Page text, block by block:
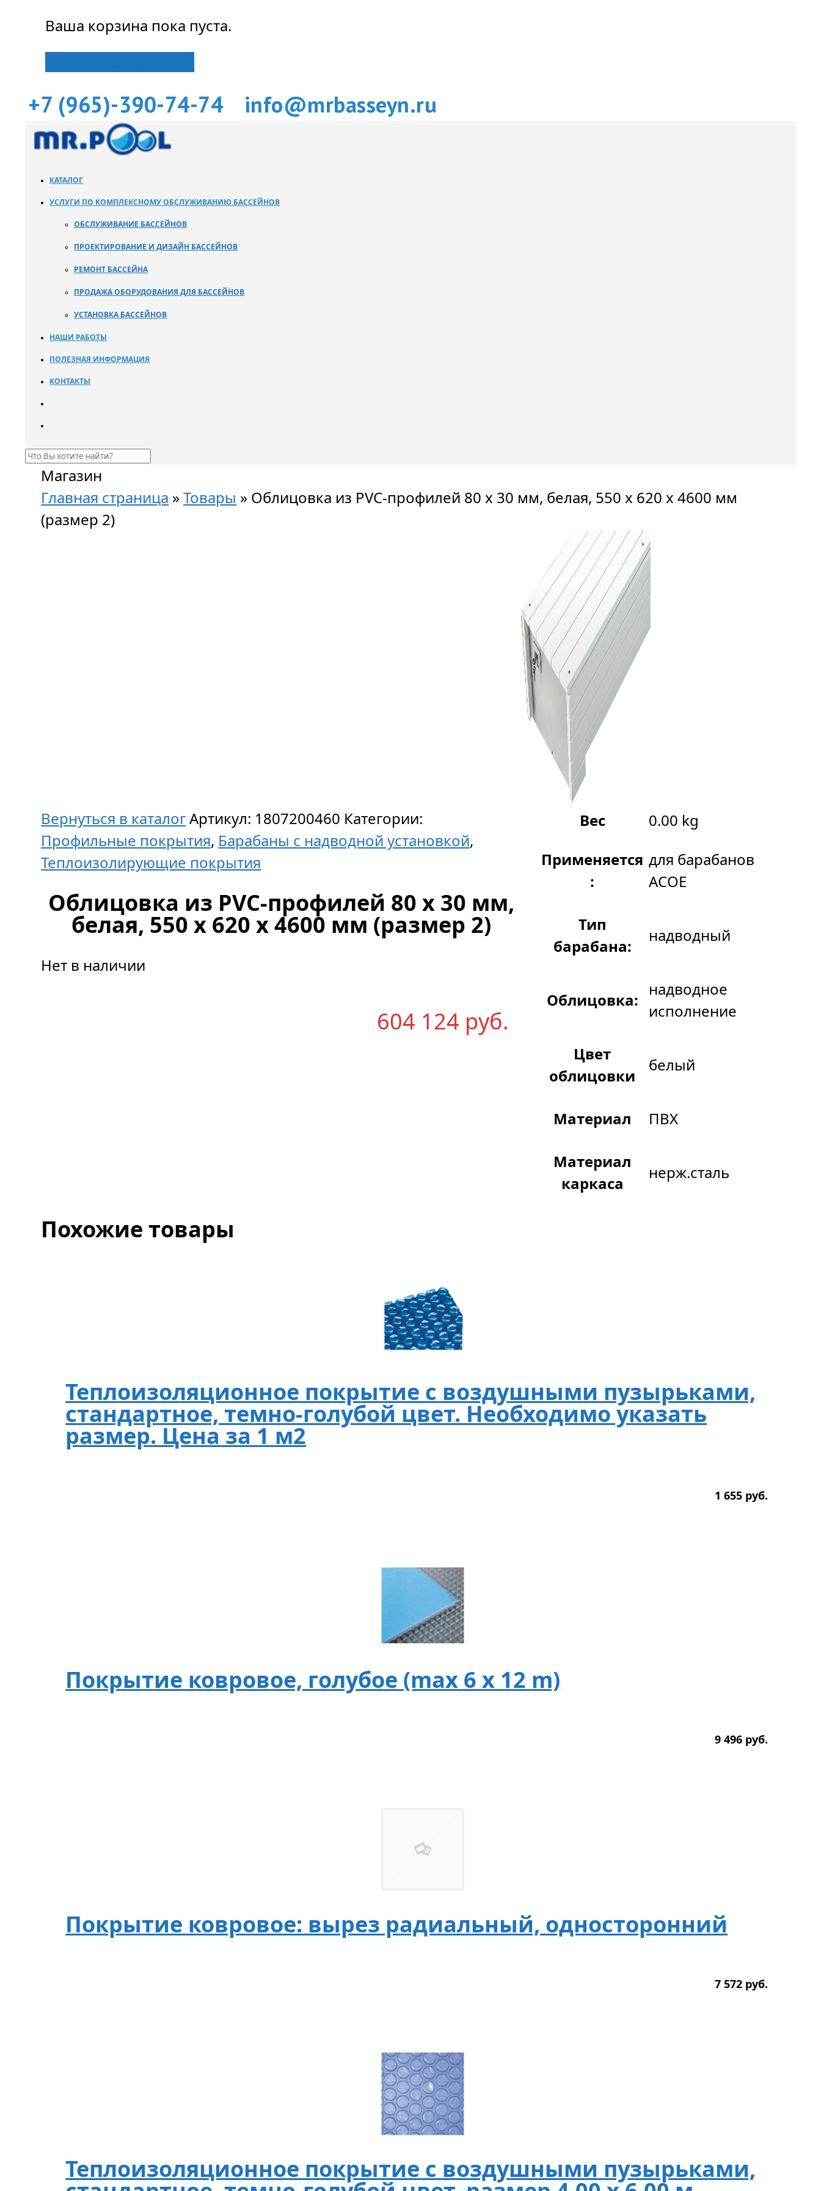
Ваша корзина пока пуста.
+7 (965)-390-74-74 info@mrbasseyn.ru
КАТАЛОГ
УСЛУГИ ПО КОМПЛЕКСНОМУ ОБСЛУЖИВАНИЮ БАССЕЙНОВ
ОБСЛУЖИВАНИЕ БАССЕЙНОВ
ПРОЕКТИРОВАНИЕ И ДИЗАЙН БАССЕЙНОВ
РЕМОНТ БАССЕЙНА
ПРОДАЖА ОБОРУДОВАНИЯ ДЛЯ БАССЕЙНОВ
УСТАНОВКА БАССЕЙНОВ
НАШИ РАБОТЫ
ПОЛЕЗНАЯ ИНФОРМАЦИЯ
КОНТАКТЫ
Магазин
Главная страница »Товары » Облицовка из PVC-профилей 80 х 30 мм, белая, 550 х 620 х 4600 мм
(размер 2)
Вернуться в каталогАртикул: 1807200460 Категории:
Профильные покрытия, Барабаны с надводной установкой,
Теплоизолирующие покрытия
Облицовка из PVC-профилей 80 х 30 мм,
белая, 550 х 620 х 4600 мм (размер 2)
Нет в наличии
604 124 руб.
Вес
0.00 kg
Применяется
:
для барабанов
АСОЕ
Тип
барабана:
надводный
Облицовка:
надводное
исполнение
Цвет
облицовки
белый
Материал ПВХ
Материал
каркаса
нерж.сталь
Похожие товары
Теплоизоляционное покрытие с воздушными пузырьками,
стандартное, темно-голубой цвет. Необходимо указать
размер. Цена за 1 м2
1 655 руб.
Покрытие ковровое, голубое (max 6 x 12 m)
9 496 руб.
Покрытие ковровое: вырез радиальный, односторонний
7 572 руб.
Теплоизоляционное покрытие с воздушными пузырьками,